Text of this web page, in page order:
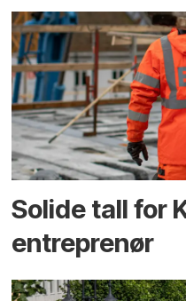
Solide tall for
entreprenør